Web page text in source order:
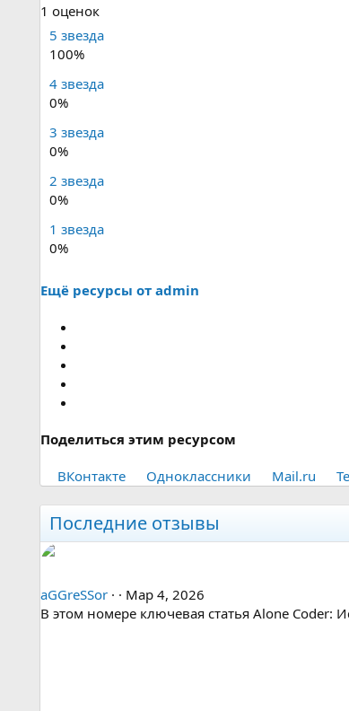
5
ы
1 оценок
5 звезда
100%
4 звезда
0%
3 звезда
0%
2 звезда
0%
1 звезда
0%
Ещё ресурсы от admin
Поделиться этим ресурсом
ВКонтакте Одноклассники Mail.ru
Последние отзывы
aGGreSSor
5
.
Мар 4, 2026
В этом номере ключевая статья Alone Coder: